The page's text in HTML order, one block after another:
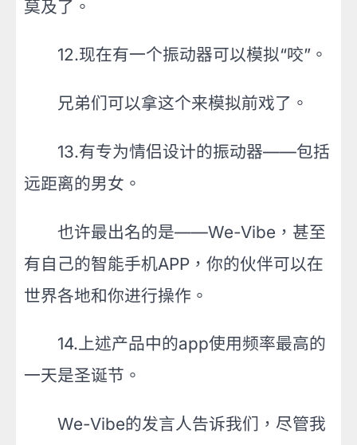
莫及了。
12.现在有一个振动器可以模拟“咬”。
兄弟们可以拿这个来模拟前戏了。
13.有专为情侣设计的振动器——包括
远距离的男女。
也许最出名的是——We-Vibe，甚至
有自己的智能手机APP，你的伙伴可以在
世界各地和你进行操作。
14.上述产品中的app使用频率最高的
一天是圣诞节。
We-Vibe的发言人告诉我们，尽管我